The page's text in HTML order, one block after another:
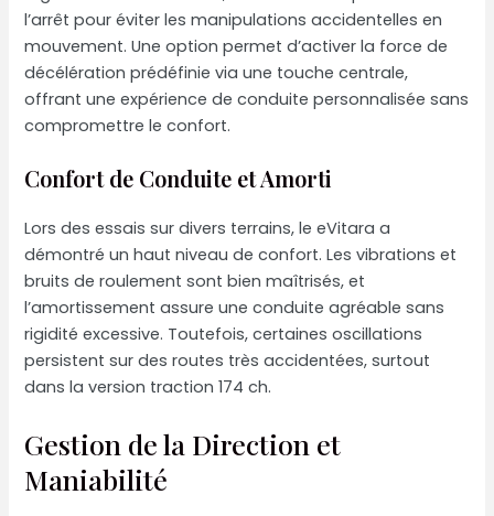
l’arrêt pour éviter les manipulations accidentelles en
mouvement. Une option permet d’activer la force de
décélération prédéfinie via une touche centrale,
offrant une expérience de conduite personnalisée sans
compromettre le confort.
Confort de Conduite et Amorti
Lors des essais sur divers terrains, le eVitara a
démontré un haut niveau de confort. Les vibrations et
bruits de roulement sont bien maîtrisés, et
l’amortissement assure une conduite agréable sans
rigidité excessive. Toutefois, certaines oscillations
persistent sur des routes très accidentées, surtout
dans la version traction 174 ch.
Gestion de la Direction et
Maniabilité